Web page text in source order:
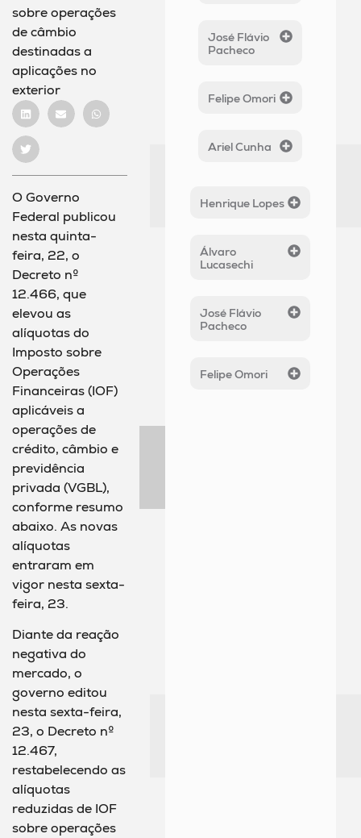
sobre operações
de câmbio
destinadas a
aplicações no
exterior
O Governo
Federal publicou
nesta quinta-
feira, 22, o
Decreto nº
12.466, que
elevou as
alíquotas do
Imposto sobre
Operações
Financeiras (IOF)
aplicáveis a
operações de
crédito, câmbio e
previdência
privada (VGBL),
conforme resumo
abaixo. As novas
alíquotas
entraram em
vigor nesta sexta-
feira, 23.
Diante da reação
negativa do
mercado, o
governo editou
nesta sexta-feira,
23, o Decreto nº
12.467,
restabelecendo as
alíquotas
reduzidas de IOF
sobre operações
José Flávio
Pacheco
Felipe Omori
Ariel Cunha
Henrique Lopes
Álvaro
Lucasechi
José Flávio
Pacheco
Felipe Omori